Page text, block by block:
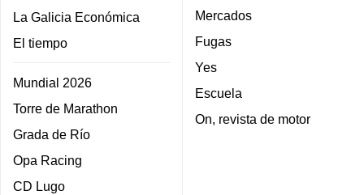
La Galicia Económica
El tiempo
Mundial 2026
Torre de Marathon
Grada de Río
Opa Racing
CD Lugo
Mercados
Fugas
Yes
Escuela
On, revista de motor